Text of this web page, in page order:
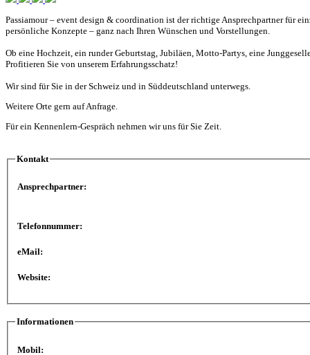
Passiamour – event design & coordination ist der richtige Ansprechpartner für
persönliche Konzepte – ganz nach Ihren Wünschen und Vorstellungen.
Ob eine Hochzeit, ein runder Geburtstag, Jubiläen, Motto-Partys, eine
Profitieren Sie von unserem Erfahrungsschatz!
Wir sind für Sie in der Schweiz und in Süddeutschland unterwegs.
Weitere Orte gern auf Anfrage.
Für ein Kennenlern-Gespräch nehmen wir uns für Sie Zeit.
Kontakt
Ansprechpartner:
Telefonnummer:
eMail:
Website:
Informationen
Mobil: